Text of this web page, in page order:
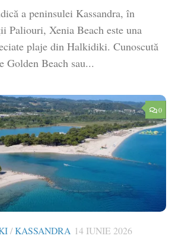
a peninsulei Kassandra, în
Paliouri, Xenia Beach este una
plaje din Halkidiki. Cunoscută
Golden Beach sau...
0
/KASSANDRA 14 IUNIE 2026